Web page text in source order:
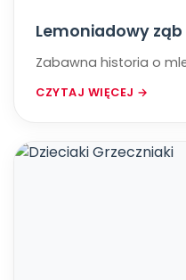
Lemoniadowy ząb
Zabawna historia o
CZYTAJ WIĘCEJ →